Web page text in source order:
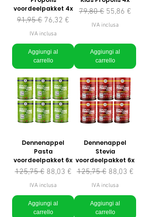
voordeelpakket 4x
Prezzo regolare
91,95 € Prezzo scontato
76,32 €
IVA inclusa
Aggiungi al
carrello
Prezzo regolare
79,80 € Prezzo scontato
55,86 €
IVA inclusa
Aggiungi al
carrello
Dennenappel
Pasta
voordeelpakket 6x
Prezzo regolare
125,75 € Prezzo scontato
88,03 €
IVA inclusa
Aggiungi al
carrello
Dennenappel
Stevia
voordeelpakket 6x
Prezzo regolare
125,75 € Prezzo scontato
88,03 €
IVA inclusa
Aggiungi al
carrello